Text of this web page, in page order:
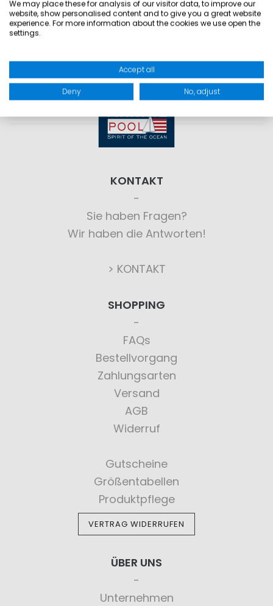
Bedarf.
KONTAKT
Sie haben Fragen?
Wir haben die Antworten!
> KONTAKT
SHOPPING
FAQs
Bestellvorgang
Zahlungsarten
Versand
AGB
Widerruf
Gutscheine
Größentabellen
Produktpflege
VERTRAG WIDERRUFEN
ÜBER UNS
Unternehmen
We may place these for analysis of our visitor data, to improve our
website, show personalised content and to give you a great website
experience. For more information about the cookies we use open the
settings.
Accept all
Deny No, adjust